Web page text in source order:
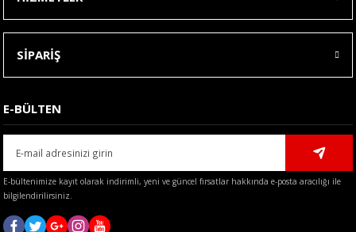
Bu ürüne benzer farklı alternatifler olmalı.
Gönder
SİPARİŞ
E-BÜLTEN
E-bültenimize kayıt olarak indirimli, yeni ve güncel fırsatlar hakkında e-posta aracılığı ile
bilgilendirilirsiniz.